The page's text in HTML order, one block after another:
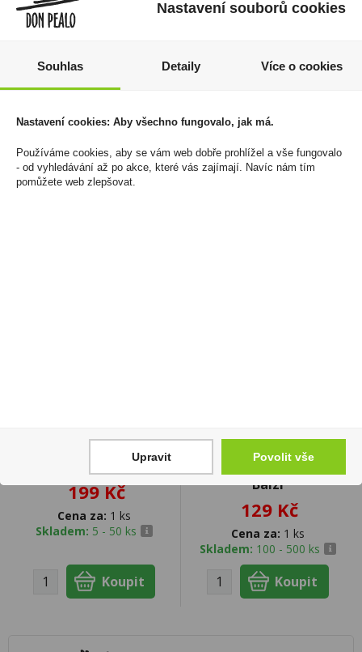
Robusto 5x52
4 499 Kč
Cena za:krabičku (20 ks)
Skladem:do 5 krabiček
806 Kč
Cena za:balení (24 ks)
Skladem:50 - 100 balení
Grapefruitový likér
Srdce 0,5l 15% Fruko
199 Kč
Cena za: 1 ks
Skladem: 5 - 50 ks
Pinot Grigio Delle
Venezie DOC 0,75l I
Balzi
129 Kč
Cena za: 1 ks
Skladem: 100 - 500 ks
Nastavení souborů cookies
Souhlas Detaily Více o cookies
Nastavení cookies: Aby všechno fungovalo, jak má.
Používáme cookies, aby se vám web dobře prohlížel a vše fungovalo
- od vyhledávání až po akce, které vás zajímají. Navíc nám tím
pomůžete web zlepšovat.
Upravit Povolit vše